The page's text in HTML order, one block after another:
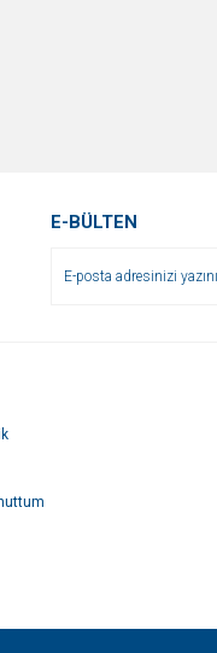
E-BÜLTEN